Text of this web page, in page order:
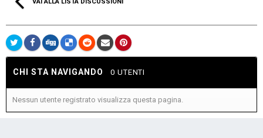
CHI STA NAVIGANDO 0 UTENTI
Nessun utente registrato visualizza questa pagina.